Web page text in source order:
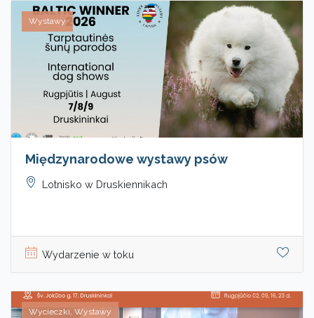
Wystawy
Międzynarodowe wystawy psów
Lotnisko w Druskiennikach
Wydarzenie w toku
Wycieczki, Wystawy